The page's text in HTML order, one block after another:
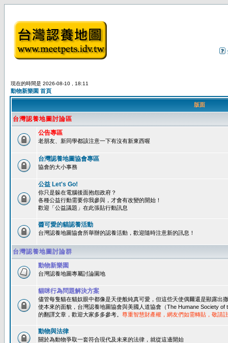
現在的時間是 2026-08-10 , 18:11
動物新樂園 首頁
版面
台灣認養地圖討論區
公告專區
老朋友、新同學都該注意一下有沒有新東西喔
台灣認養地圖協會專區
協會的大小事務
公益 Let's Go!
你只是躲在電腦後面抱怨政府？
各種公益行動需要你我參與，才會有改變的開始！
歡迎「公益議題」在此張貼行動訊息
醬可愛的貓認養活動
台灣認養地圖協會所舉辦的認養活動，歡迎隨時注意新的訊息！
台灣認養地圖討論群
動物新樂園
台灣認養地圖專屬討論園地
貓咪行為問題解決方案
儘管每隻貓在貓奴眼中都像是天使般純真可愛，但這些天使偶爾還是顯露出
使本來的面貌，台灣認養地圖協會與美國人道協會（The Humane Society
的翻譯文章，歡迎大家多多參考。 尊重智慧財產權，網友們如需轉貼，敬請
動物與法律
關於為動物爭取一套符合現代及未來的法律，就從這邊開始